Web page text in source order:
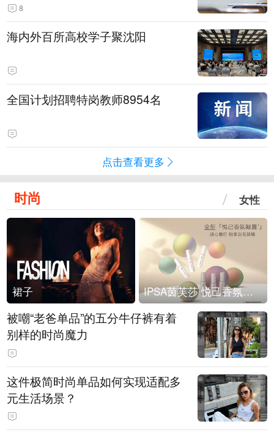
8
海内外百所高校学子聚沈阳
全国计划招聘特岗教师8954名
点击查看更多
时尚 女性
裙子 IPSA茵芙莎 悦己香氛凝露上市
被嘲“老爸单品”的五分牛仔裤有着
别样的时尚魔力
这件极简时尚单品如何实现适配多
元生活场景？